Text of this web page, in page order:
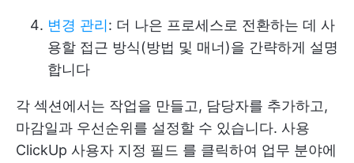
변경 관리: 더 나은 프로세스로 전환하는 데 사
용할 접근 방식(방법 및 매너)을 간략하게 설명
합니다
각 섹션에서는 작업을 만들고, 담당자를 추가하고,
마감일과 우선순위를 설정할 수 있습니다. 사용
ClickUp 사용자 지정 필드 를 클릭하여 업무 분야에